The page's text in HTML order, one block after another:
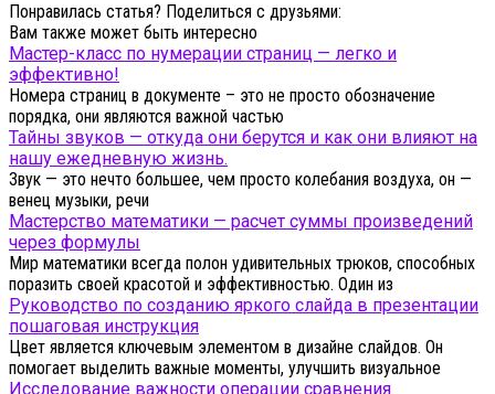
Понравилась статья? Поделиться с друзьями:
Вам также может быть интересно
Мастер-класс по нумерации страниц — легко и
эффективно!
Номера страниц в документе – это не просто обозначение
порядка, они являются важной частью
Тайны звуков — откуда они берутся и как они влияют на
нашу ежедневную жизнь.
Звук — это нечто большее, чем просто колебания воздуха, он —
венец музыки, речи
Мастерство математики — расчет суммы произведений
через формулы
Мир математики всегда полон удивительных трюков, способных
поразить своей красотой и эффективностью. Один из
Руководство по созданию яркого слайда в презентации
пошаговая инструкция
Цвет является ключевым элементом в дизайне слайдов. Он
помогает выделить важные моменты, улучшить визуальное
Исследование важности операции сравнения